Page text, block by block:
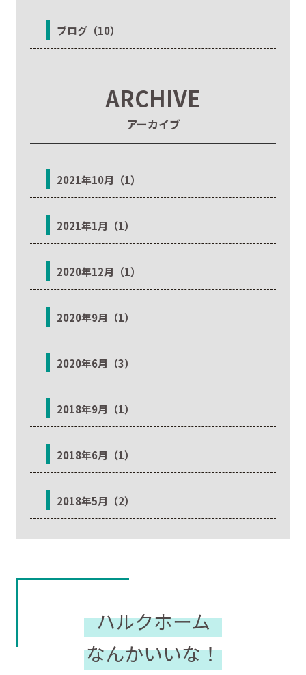
ブログ（10）
ARCHIVE
アーカイブ
2021年10月（1）
2021年1月（1）
2020年12月（1）
2020年9月（1）
2020年6月（3）
2018年9月（1）
2018年6月（1）
2018年5月（2）
ハルクホーム
なんかいいな！